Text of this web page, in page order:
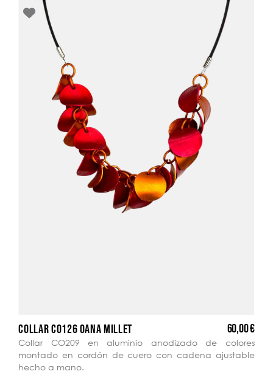
COLLAR CO126 OANA MILLET 60,00 €
Collar CO209 en aluminio anodizado de colores
montado en cordón de cuero con cadena ajustable
hecho a mano.